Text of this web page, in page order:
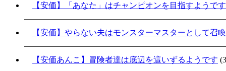
【安価】「あなた」はチャンピオンを目指すようで
【安価】やらない夫はモンスターマスターとして召
【安価あんこ】冒険者達は底辺を這いずるようです